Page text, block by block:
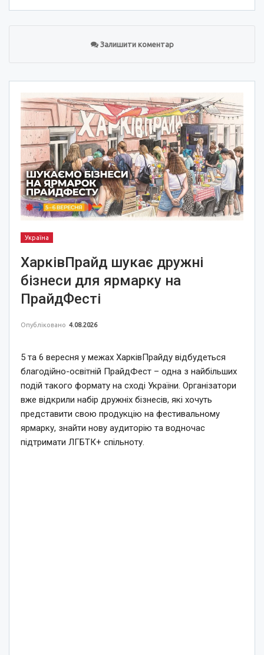
Залишити коментар
Україна
ХарківПрайд шукає дружні
бізнеси для ярмарку на
ПрайдФесті
Опубліковано 4.08.2026
5 та 6 вересня у межах ХарківПрайду відбудеться
благодійно-освітній ПрайдФест – одна з найбільших
подій такого формату на сході України. Організатори
вже відкрили набір дружніх бізнесів, які хочуть
представити свою продукцію на фестивальному
ярмарку, знайти нову аудиторію та водночас
підтримати ЛГБТК+ спільноту.